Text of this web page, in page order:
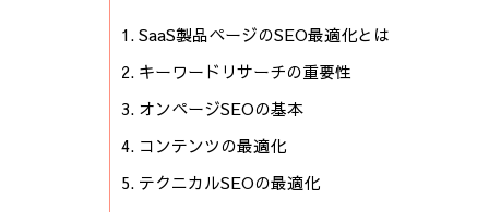
SaaS製品ページのSEO最適化とは
キーワードリサーチの重要性
オンページSEOの基本
コンテンツの最適化
テクニカルSEOの最適化